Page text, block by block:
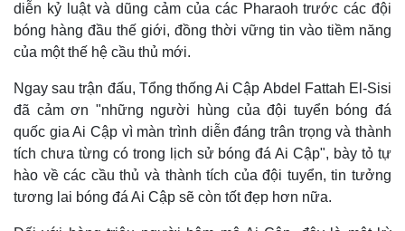
Thế giới
Quan sát
Cuộc sống đó đây
Hồ sơ
Multimedia
E-Magazine
Infographic
diễn kỷ luật và dũng cảm của các Pharaoh trước các đội
bóng hàng đầu thế giới, đồng thời vững tin vào tiềm năng
của một thế hệ cầu thủ mới.
Ngay sau trận đấu, Tổng thống Ai Cập Abdel Fattah El-Sisi
đã cảm ơn "những người hùng của đội tuyển bóng đá
quốc gia Ai Cập vì màn trình diễn đáng trân trọng và thành
tích chưa từng có trong lịch sử bóng đá Ai Cập", bày tỏ tự
hào về các cầu thủ và thành tích của đội tuyển, tin tưởng
tương lai bóng đá Ai Cập sẽ còn tốt đẹp hơn nữa.